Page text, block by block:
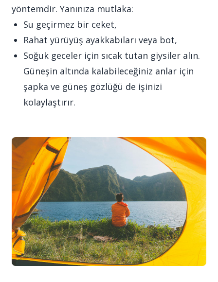
yöntemdir. Yanınıza mutlaka:
Su geçirmez bir ceket,
Rahat yürüyüş ayakkabıları veya bot,
Soğuk geceler için sıcak tutan giysiler alın.
Güneşin altında kalabileceğiniz anlar için
şapka ve güneş gözlüğü de işinizi
kolaylaştırır.